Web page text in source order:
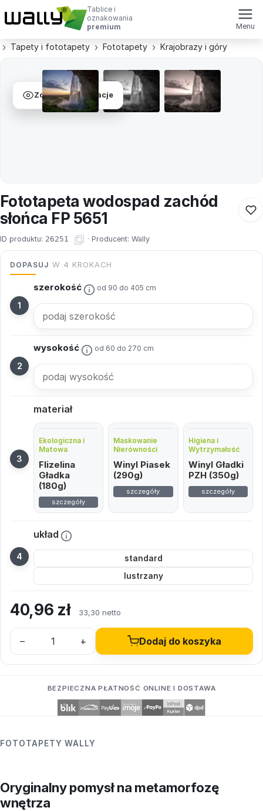
Tablice i
oznakowania
premium
Menu
Tapety i fototapety Fototapety Krajobrazy i góry
Zobacz wizualizacje
Fototapeta wodospad zachód
słońca FP 5651
ID produktu: 26251 · Producent: Wally
DOPASUJ W 4 KROKACH
szerokość od 90 do 405 cm
wysokość od 60 do 270 cm
materiał
Ekologiczna i
Matowa
Flizelina
Gładka
(180g)
szczegóły
Maskowanie
Nierówności
Winyl Piasek
(290g)
szczegóły
Higiena i
Wytrzymałość
Winyl Gładki
PZH (350g)
szczegóły
układ
standard
lustrzany
40,96 zł 33,30 netto
– + Dodaj do koszyka
BEZPIECZNA PŁATNOŚĆ ONLINE I DOSTAWA
FOTOTAPETY WALLY
Oryginalny pomysł na metamorfozę
wnętrza